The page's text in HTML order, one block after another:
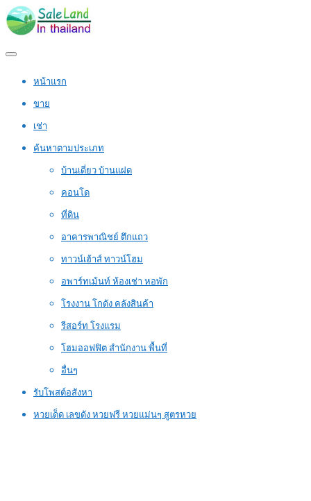
หน้าแรก
ขาย
เช่า
ค้นหาตามประเภท
บ้านเดี่ยว บ้านแฝด
คอนโด
ที่ดิน
อาคารพาณิชย์ ตึกแถว
ทาวน์เฮ้าส์ ทาวน์โฮม
อพาร์ทเม้นท์ ห้องเช่า หอพัก
โรงงาน โกดัง คลังสินค้า
รีสอร์ท โรงแรม
โฮมออฟฟิต สำนักงาน พื้นที่
อื่นๆ
รับโพสต์อสังหา
หวยเด็ด เลขดัง หวยฟรี หวยแม่นๆ สูตรหวย